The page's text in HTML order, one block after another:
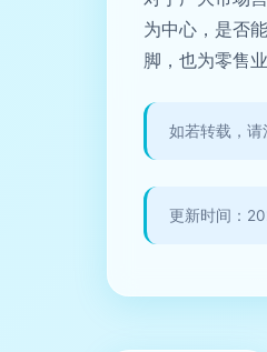
为中心，是否
脚，也为零售
如若转载，
更新时间：